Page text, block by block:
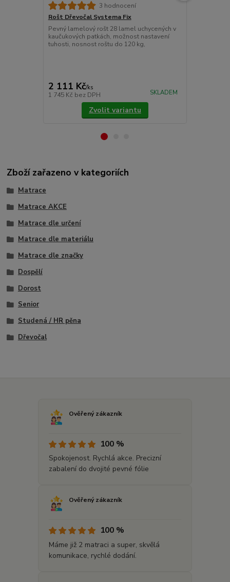
3 hodnocení
Rošt Dřevočal Systema Fix
Pevný lamelový rošt 28 lamel uchycených v
kaučukových patkách, možnost nastavení
tuhosti, nosnost roštu do 120 kg,
2 111 Kč/ks
1 745 Kč bez DPH SKLADEM
Zvolit variantu
Zboží zařazeno v kategoriích
Matrace
Matrace AKCE
Matrace dle určení
Matrace dle materiálu
Matrace dle značky
Dospělí
Dorost
Senior
Studená / HR pěna
Dřevočal
Ověřený zákazník
100 %
Spokojenost. Rychlá akce. Precizní
zabalení do dvojité pevné fólie
Ověřený zákazník
100 %
Máme již 2 matraci a super, skvělá
komunikace, rychlé dodání.